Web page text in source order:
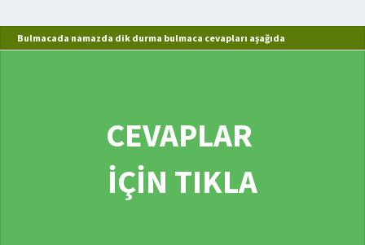
Bulmacada namazda dik durma bulmaca cevapları aşağıda
CEVAPLAR
İÇİN TIKLA